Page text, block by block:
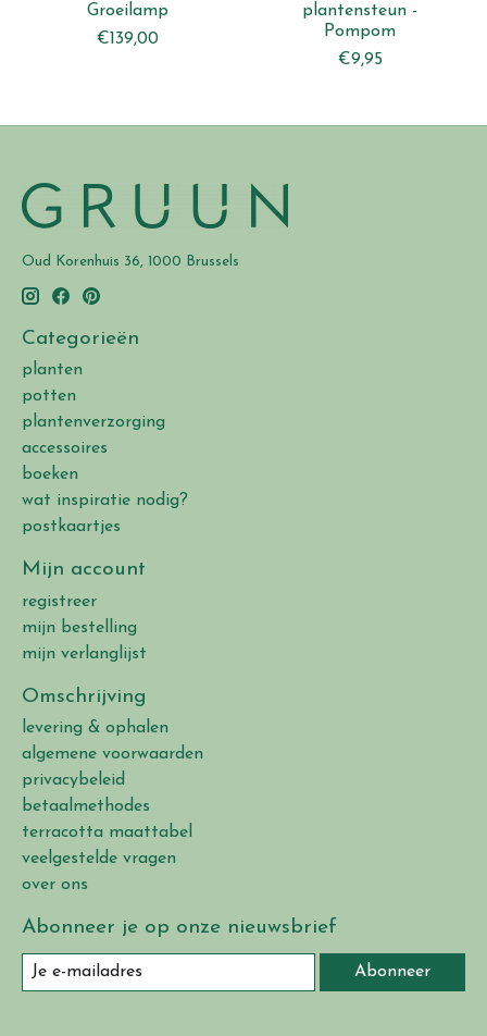
Groeilamp
€139,00
plantensteun -
Pompom
€9,95
Oud Korenhuis 36, 1000 Brussels
Categorieën
planten
potten
plantenverzorging
accessoires
boeken
wat inspiratie nodig?
postkaartjes
Mijn account
registreer
mijn bestelling
mijn verlanglijst
Omschrijving
levering & ophalen
algemene voorwaarden
privacybeleid
betaalmethodes
terracotta maattabel
veelgestelde vragen
over ons
Abonneer je op onze nieuwsbrief
Abonneer